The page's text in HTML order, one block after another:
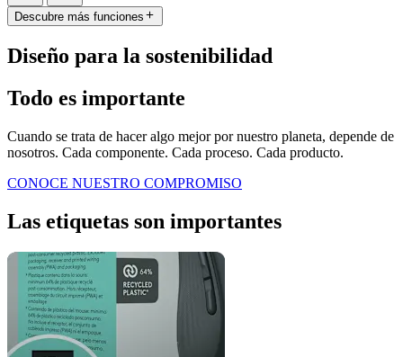
Descubre más funciones
Diseño para la sostenibilidad
Todo es importante
Cuando se trata de hacer algo mejor por nuestro planeta, depende de
nosotros. Cada componente. Cada proceso. Cada producto.
CONOCE NUESTRO COMPROMISO
Las etiquetas son importantes